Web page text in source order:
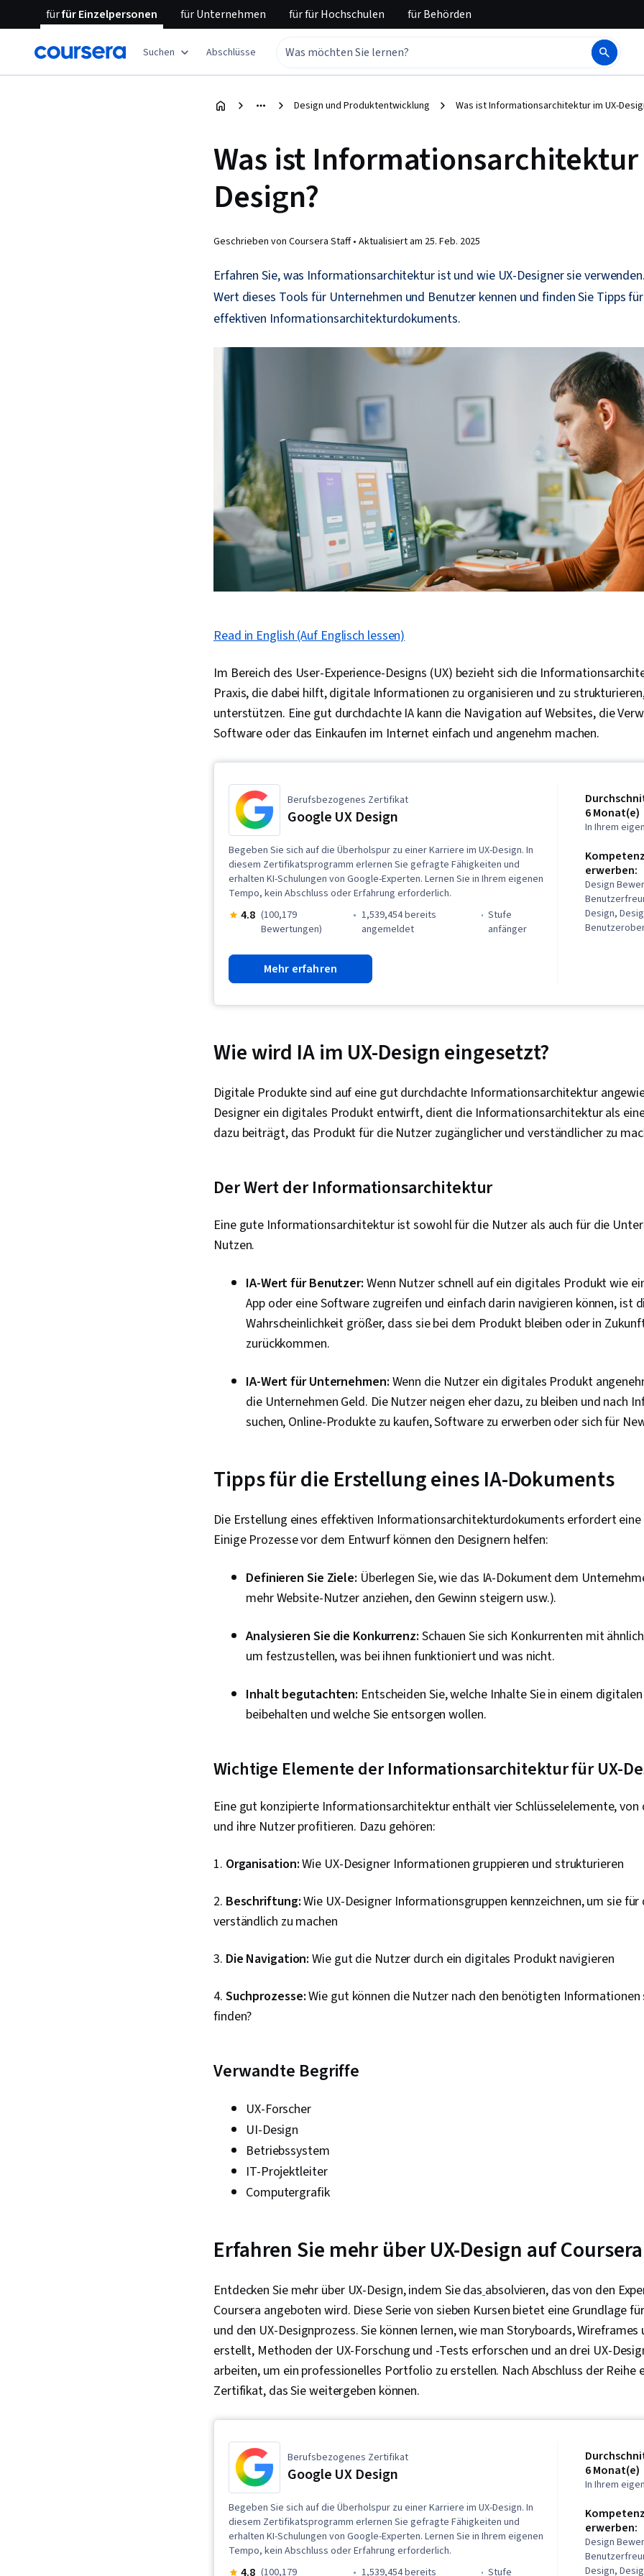
fürfür Einzelpersonen fürUnternehmen fürfür Hochschulen fürBehörden
Suchen Abschlüsse
Design und Produktentwicklung Was ist Informationsarchitektur im UX-
Was ist Informationsarchitektur
Design?
Geschrieben von Coursera Staff • Aktualisiert am 25. Feb. 2025
Erfahren Sie, was Informationsarchitektur ist und wie UX-Designer sie
Wert dieses Tools für Unternehmen und Benutzer kennen und finden Sie Tipps
effektiven Informationsarchitekturdokuments.
Read in English (Auf Englisch lessen)
Im Bereich des User-Experience-Designs (UX) bezieht sich die
Praxis, die dabei hilft, digitale Informationen zu organisieren und zu
unterstützen. Eine gut durchdachte IA kann die Navigation auf Websites, die
Software oder das Einkaufen im Internet einfach und angenehm machen.
Berufsbezogenes Zertifikat
Google UX Design
Begeben Sie sich auf die Überholspur zu einer Karriere im UX-Design. In
diesem Zertifikatsprogramm erlernen Sie gefragte Fähigkeiten und
erhalten KI-Schulungen von Google-Experten. Lernen Sie in Ihrem eigenen
Tempo, kein Abschluss oder Erfahrung erforderlich.
4.8 (100,179
Bewertungen)
1,539,454 bereits
angemeldet
stufe
anfänger
Mehr erfahren
6 Monat(e)
In Ihrem
erwerben:
Design
Design,
Fähigkeiten,
Web-Design,
Gestaltung,
visuelle
Technische
Entwurf von
Entwicklung,
Generative
Gemini,
Menschliche
Wie wird IA im UX-Design eingesetzt?
Digitale Produkte sind auf eine gut durchdachte Informationsarchitektur
Designer ein digitales Produkt entwirft, dient die Informationsarchitektur als
dazu beiträgt, das Produkt für die Nutzer zugänglicher und verständlicher zu
Der Wert der Informationsarchitektur
Eine gute Informationsarchitektur ist sowohl für die Nutzer als auch für die
Nutzen.
IA-Wert für Benutzer: Wenn Nutzer schnell auf ein digitales Produkt wie
App oder eine Software zugreifen und einfach darin navigieren können, ist
Wahrscheinlichkeit größer, dass sie bei dem Produkt bleiben oder in
zurückkommen.
IA-Wert für Unternehmen: Wenn die Nutzer ein digitales Produkt
die Unternehmen Geld. Die Nutzer neigen eher dazu, zu bleiben und nach
suchen, Online-Produkte zu kaufen, Software zu erwerben oder sich für
Tipps für die Erstellung eines IA-Dokuments
Die Erstellung eines effektiven Informationsarchitekturdokuments erfordert eine
Einige Prozesse vor dem Entwurf können den Designern helfen:
Definieren Sie Ziele: Überlegen Sie, wie das IA-Dokument dem
mehr Website-Nutzer anziehen, den Gewinn steigern usw.).
Analysieren Sie die Konkurrenz: Schauen Sie sich Konkurrenten mit
um festzustellen, was bei ihnen funktioniert und was nicht.
Inhalt begutachten: Entscheiden Sie, welche Inhalte Sie in einem
beibehalten und welche Sie entsorgen wollen.
Wichtige Elemente der Informationsarchitektur für UX-
Eine gut konzipierte Informationsarchitektur enthält vier Schlüsselelemente, von
und ihre Nutzer profitieren. Dazu gehören:
1. Organisation:Wie UX-Designer Informationen gruppieren und strukturieren
2. Beschriftung:Wie UX-Designer Informationsgruppen kennzeichnen, um sie
verständlich zu machen
3. Die Navigation:Wie gut die Nutzer durch ein digitales Produkt navigieren
4. Suchprozesse:Wie gut können die Nutzer nach den benötigten Informationen
finden?
Verwandte Begriffe
UX-Forscher
UI-Design
Betriebssystem
IT-Projektleiter
Computergrafik
Erfahren Sie mehr über UX-Design auf Coursera
Entdecken Sie mehr über UX-Design, indem Sie dasabsolvieren, das von den
Coursera angeboten wird. Diese Serie von sieben Kursen bietet eine Grundlage
und den UX-Designprozess. Sie können lernen, wie man Storyboards,
erstellt, Methoden der UX-Forschung und -Tests erforschen und an drei UX-
arbeiten, um ein professionelles Portfolio zu erstellen. Nach Abschluss der Reihe
Zertifikat, das Sie weitergeben können.
Berufsbezogenes Zertifikat
Google UX Design
Begeben Sie sich auf die Überholspur zu einer Karriere im UX-Design. In
diesem Zertifikatsprogramm erlernen Sie gefragte Fähigkeiten und
erhalten KI-Schulungen von Google-Experten. Lernen Sie in Ihrem eigenen
Tempo, kein Abschluss oder Erfahrung erforderlich.
4.8 (100,179 1,539,454 bereits stufe
6 Monat(e)
In Ihrem
erwerben:
Design
Design,